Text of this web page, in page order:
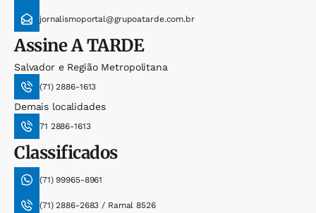
jornalismoportal@grupoatarde.com.br
AssineA TARDE
Salvador e Região Metropolitana
(71) 2886-1613
Demais localidades
71 2886-1613
Classificados
(71) 99965-8961
(71) 2886-2683 / Ramal 8526